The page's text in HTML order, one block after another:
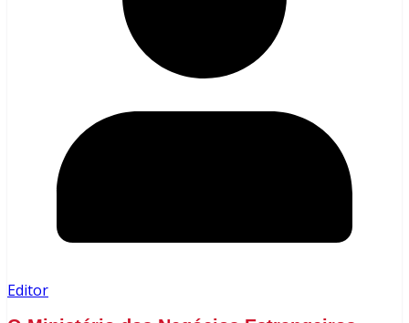
Editor